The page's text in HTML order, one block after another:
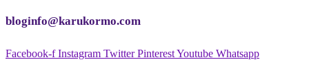
bloginfo@karukormo.com
Facebook-f Instagram Twitter PinterestYoutube Whatsapp